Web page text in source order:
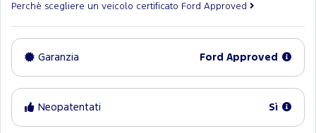
Perchè scegliere un veicolo certificato Ford Approved
Garanzia Ford Approved
Neopatentati Sì